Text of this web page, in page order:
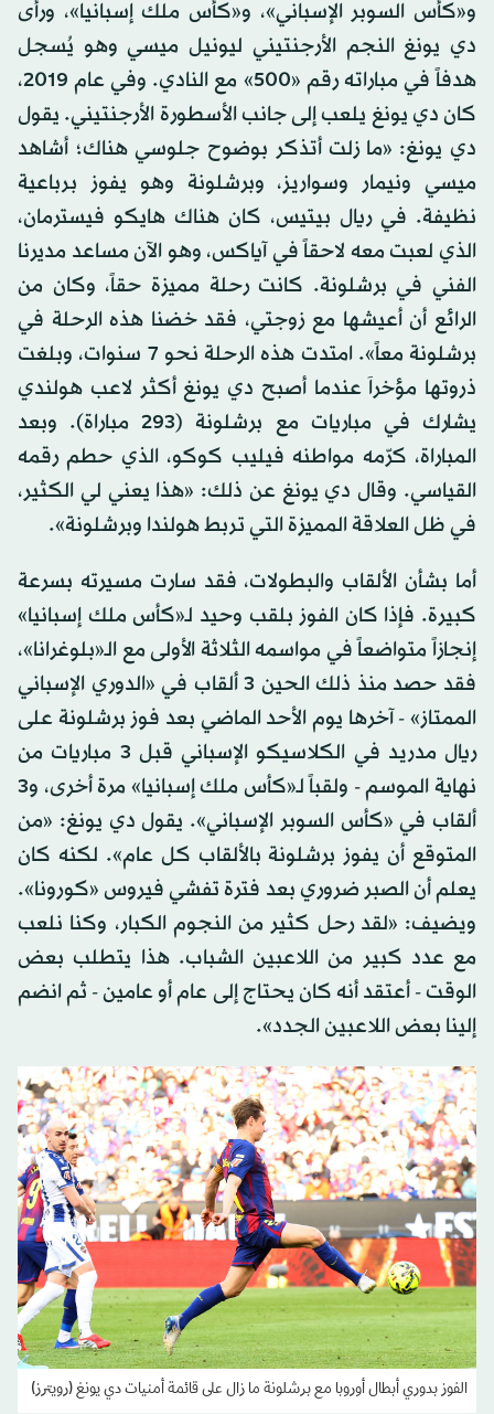
و«كأس السوبر الإسباني»، و«كأس ملك إسبانيا»، ورأى
دي يونغ النجم الأرجنتيني ليونيل ميسي وهو يُسجل
هدفاً في مباراته رقم «500» مع النادي. وفي عام 2019،
كان دي يونغ يلعب إلى جانب الأسطورة الأرجنتيني. يقول
دي يونغ: «ما زلت أتذكر بوضوح جلوسي هناك؛ أشاهد
ميسي ونيمار وسواريز، وبرشلونة وهو يفوز برباعية
نظيفة. في ريال بيتيس، كان هناك هايكو فيسترمان،
الذي لعبت معه لاحقاً في آياكس، وهو الآن مساعد مديرنا
الفني في برشلونة. كانت رحلة مميزة حقاً، وكان من
الرائع أن أعيشها مع زوجتي، فقد خضنا هذه الرحلة في
برشلونة معاً». امتدت هذه الرحلة نحو 7 سنوات، وبلغت
ذروتها مؤخراَ عندما أصبح دي يونغ أكثر لاعب هولندي
يشارك في مباريات مع برشلونة (293 مباراة). وبعد
المباراة، كرّمه مواطنه فيليب كوكو، الذي حطم رقمه
القياسي. وقال دي يونغ عن ذلك: «هذا يعني لي الكثير،
في ظل العلاقة المميزة التي تربط هولندا وبرشلونة».
أما بشأن الألقاب والبطولات، فقد سارت مسيرته بسرعة
كبيرة. فإذا كان الفوز بلقب وحيد لـ«كأس ملك إسبانيا»
إنجازاً متواضعاً في مواسمه الثلاثة الأولى مع الـ«بلوغرانا»،
فقد حصد منذ ذلك الحين 3 ألقاب في «الدوري الإسباني
الممتاز» - آخرها يوم الأحد الماضي بعد فوز برشلونة على
ريال مدريد في الكلاسيكو الإسباني قبل 3 مباريات من
نهاية الموسم - ولقباً لـ«كأس ملك إسبانيا» مرة أخرى، و3
ألقاب في «كأس السوبر الإسباني». يقول دي يونغ: «من
المتوقع أن يفوز برشلونة بالألقاب كل عام». لكنه كان
يعلم أن الصبر ضروري بعد فترة تفشي فيروس «كورونا».
ويضيف: «لقد رحل كثير من النجوم الكبار، وكنا نلعب
مع عدد كبير من اللاعبين الشباب. هذا يتطلب بعض
الوقت - أعتقد أنه كان يحتاج إلى عام أو عامين - ثم انضم
إلينا بعض اللاعبين الجدد».
الفوز بدوري أبطال أوروبا مع برشلونة ما زال على قائمة أمنيات دي يونغ (رويترز)